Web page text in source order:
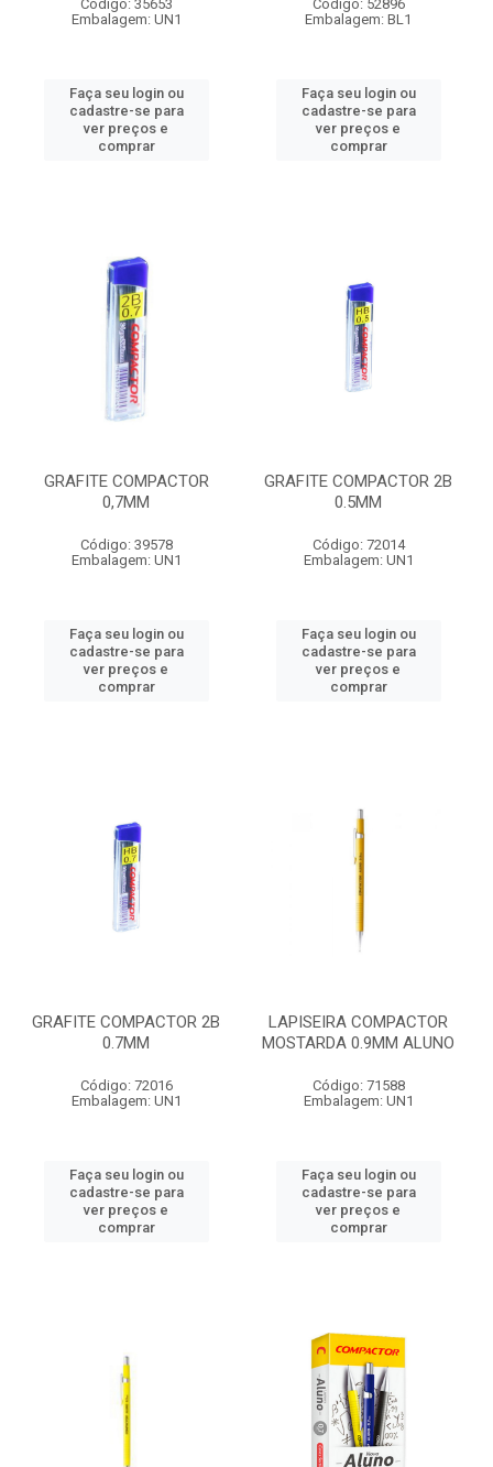
Código: 35653
Embalagem: UN1
Faça seu login ou
cadastre-se para
ver preços e
comprar
Código: 52896
Embalagem: BL1
Faça seu login ou
cadastre-se para
ver preços e
comprar
GRAFITE COMPACTOR
0,7MM
Código: 39578
Embalagem: UN1
Faça seu login ou
cadastre-se para
ver preços e
comprar
GRAFITE COMPACTOR 2B
0.5MM
Código: 72014
Embalagem: UN1
Faça seu login ou
cadastre-se para
ver preços e
comprar
GRAFITE COMPACTOR 2B
0.7MM
Código: 72016
Embalagem: UN1
Faça seu login ou
cadastre-se para
ver preços e
comprar
LAPISEIRA COMPACTOR
MOSTARDA 0.9MM ALUNO
Código: 71588
Embalagem: UN1
Faça seu login ou
cadastre-se para
ver preços e
comprar